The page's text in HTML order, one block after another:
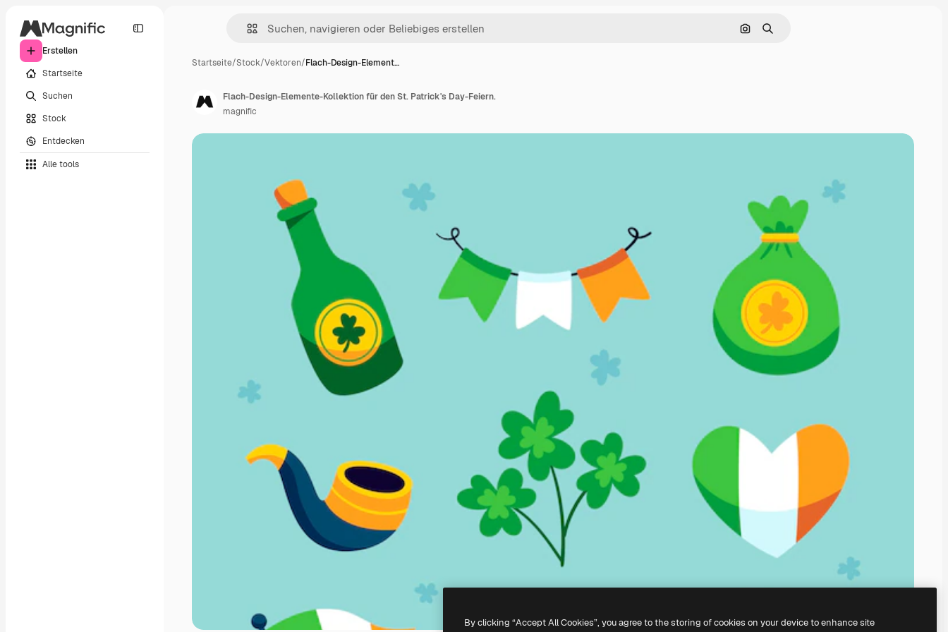
Erstellen
Startseite
Suchen
Stock
Entdecken
Alle tools
Nach Bild suchen
Suchen
Startseite/Stock/Vektoren/Flach-Design-Element…
Flach-Design-Elemente-Kollektion für den St. Patrick's Day-Feiern.
magnific
By clicking “Accept All Cookies”, you agree to the storing of cookies on your device to enhance site